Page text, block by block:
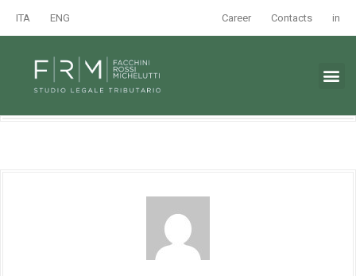
ITA ENG Career Contacts in